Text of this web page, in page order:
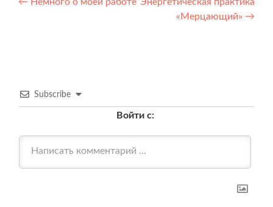
Навигация
«Мерцающий» →
Subscribe
Войти с: